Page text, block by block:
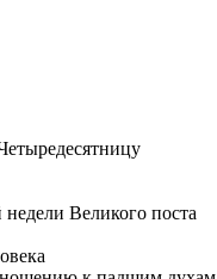
Великого поста